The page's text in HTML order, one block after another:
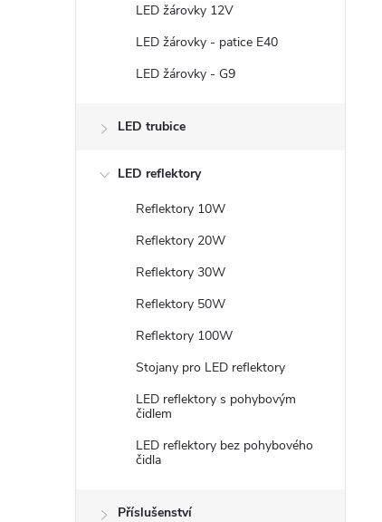
LED žárovky 12V
LED žárovky - patice E40
LED žárovky - G9
LED trubice
LED reflektory
Reflektory 10W
Reflektory 20W
Reflektory 30W
Reflektory 50W
Reflektory 100W
Stojany pro LED reflektory
LED reflektory s pohybovým
čidlem
LED reflektory bez pohybového
čidla
Příslušenství